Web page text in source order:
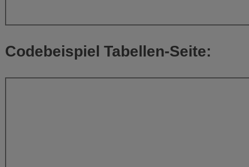
Codebeispiel Tabellen-Seite: